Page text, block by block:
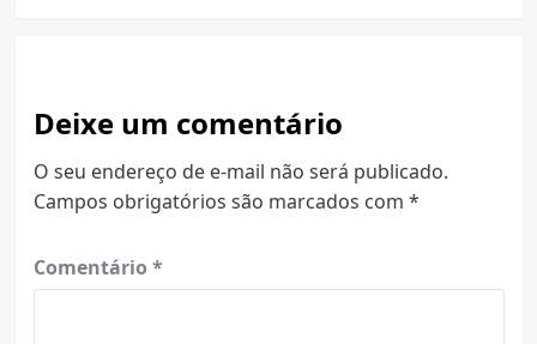
Deixe um comentário
O seu endereço de e-mail não será publicado.
Campos obrigatórios são marcados com *
Comentário *